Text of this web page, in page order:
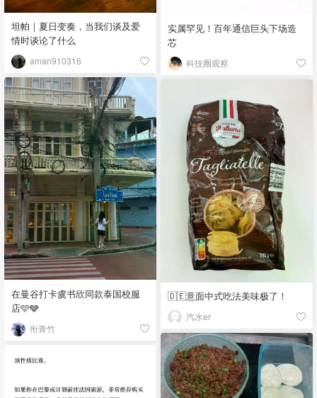
实属罕见！百年通信巨头下场造
芯
科技圈观察
坦帕｜夏日变奏，当我们谈及爱
情时谈论了什么
aman910316
在曼谷打卡虞书欣同款泰国校服
店🩵🩶
衔青竹
🇩🇪意面中式吃法美味极了！
汽水er